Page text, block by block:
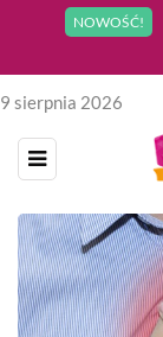
NOWOŚĆ!
9 sierpnia 2026